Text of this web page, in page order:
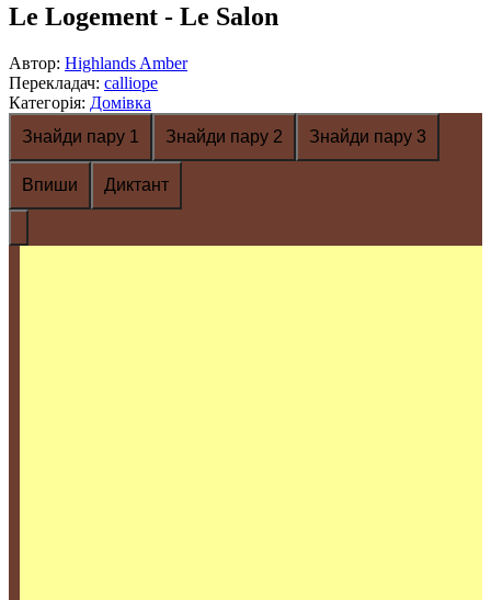
Le Logement - Le Salon
Автор: Highlands Amber
Перекладач: calliope
Категорія: Домівка
Знайди пару 1
Знайди пару 2 Знайди пару 3
Впиши Диктант